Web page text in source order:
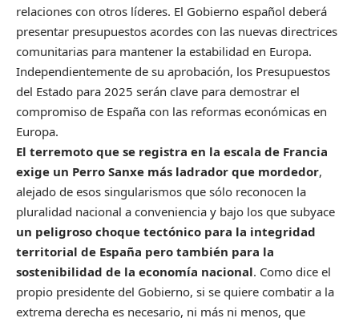
relaciones con otros líderes. El Gobierno español deberá
presentar presupuestos acordes con las nuevas directrices
comunitarias para mantener la estabilidad en Europa.
Independientemente de su aprobación, los Presupuestos
del Estado para 2025 serán clave para demostrar el
compromiso de España con las reformas económicas en
Europa.
El terremoto que se registra en la escala de Francia
exige un Perro Sanxe más ladrador que mordedor,
alejado de esos singularismos que sólo reconocen la
pluralidad nacional a conveniencia y bajo los que subyace
un peligroso choque tectónico para la integridad
territorial de España pero también para la
sostenibilidad de la economía nacional. Como dice el
propio presidente del Gobierno, si se quiere combatir a la
extrema derecha es necesario, ni más ni menos, que